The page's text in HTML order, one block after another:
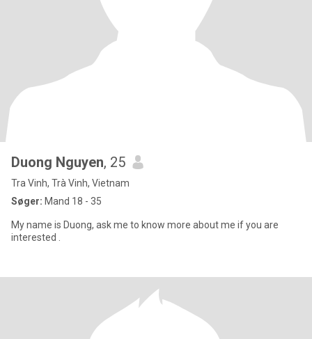
Duong Nguyen, 25
Tra Vinh, Trà Vinh, Vietnam
Søger: Mand 18 - 35
My name is Duong, ask me to know more about me if you are
interested .